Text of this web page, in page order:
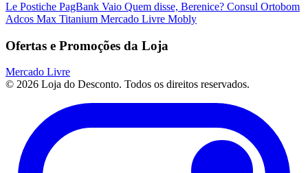
Le Postiche PagBank Vaio Quem disse, Berenice? Consul Ortobom
Adcos Max Titanium Mercado Livre Mobly
Ofertas e Promoções da Loja
Mercado Livre
© 2026 Loja do Desconto. Todos os direitos reservados.